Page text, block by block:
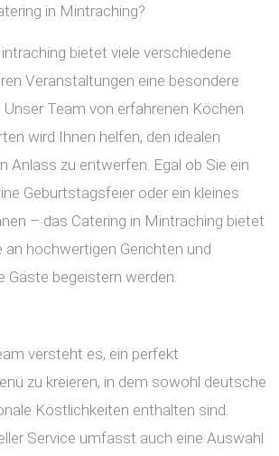
in Mintraching?
bietet viele verschiedene
Veranstaltungen eine besondere
Unser Team von erfahrenen Köchen
wird Ihnen helfen, den idealen
Anlass zu entwerfen. Egal ob Sie ein
Geburtstagsfeier oder ein kleines
– das Catering in Mintraching bietet
an hochwertigen Gerichten und
Gäste begeistern werden.
versteht es, ein perfekt
zu kreieren, in dem sowohl deutsche
Köstlichkeiten enthalten sind.
Service umfasst auch eine Auswahl